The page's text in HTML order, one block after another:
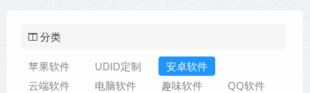
分类
苹果软件 UDID定制
安卓软件
云端软件
电脑软件 趣味软件
QQ软件